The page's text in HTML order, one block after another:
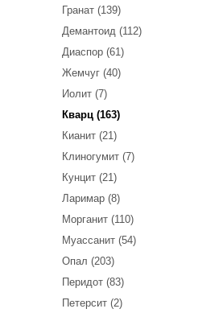
Гранат (139)
Демантоид (112)
Диаспор (61)
Жемчуг (40)
Иолит (7)
Кварц (163)
Кианит (21)
Клиногумит (7)
Кунцит (21)
Ларимар (8)
Морганит (110)
Муассанит (54)
Опал (203)
Перидот (83)
Петерсит (2)